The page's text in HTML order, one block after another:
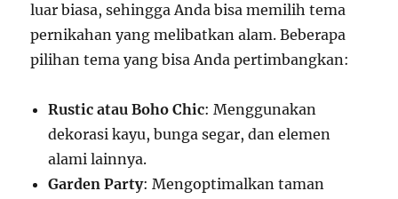
luar biasa, sehingga Anda bisa memilih tema
pernikahan yang melibatkan alam. Beberapa
pilihan tema yang bisa Anda pertimbangkan:
Rustic atau Boho Chic: Menggunakan
dekorasi kayu, bunga segar, dan elemen
alami lainnya.
Garden Party: Mengoptimalkan taman